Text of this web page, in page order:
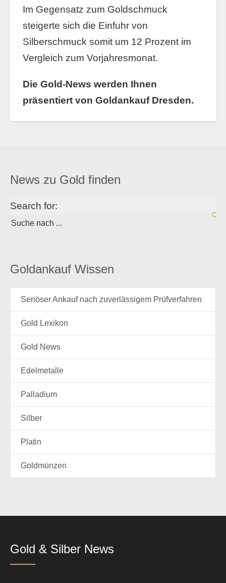
Im Gegensatz zum Goldschmuck
steigerte sich die Einfuhr von
Silberschmuck somit um 12 Prozent im
Vergleich zum Vorjahresmonat.
Die Gold-News werden Ihnen
präsentiert von Goldankauf Dresden.
News zu Gold finden
Search for:
Goldankauf Wissen
Seriöser Ankauf nach zuverlässigem Prüfverfahren
Gold Lexikon
Gold News
Edelmetalle
Palladium
Silber
Platin
Goldmünzen
Gold & Silber News